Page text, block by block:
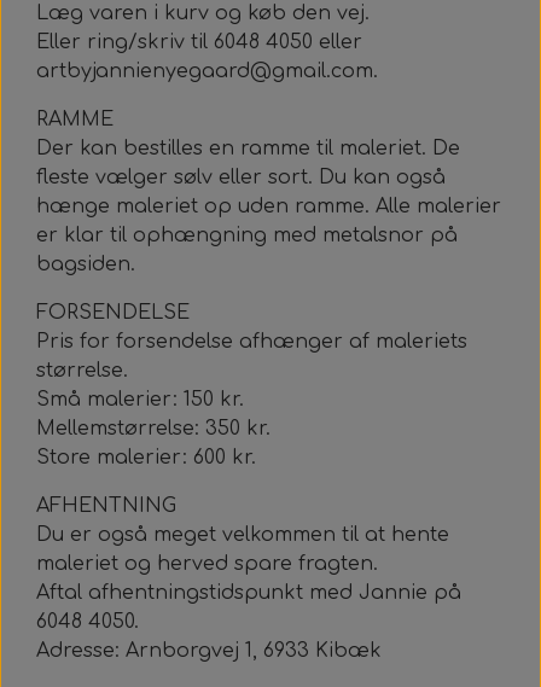
Læg varen i kurv og køb den vej.
Eller ring/skriv til 6048 4050 eller
artbyjannienyegaard@gmail.com.
RAMME
Der kan bestilles en ramme til maleriet. De
fleste vælger sølv eller sort. Du kan også
hænge maleriet op uden ramme. Alle malerier
er klar til ophængning med metalsnor på
bagsiden.
FORSENDELSE
Pris for forsendelse afhænger af maleriets
størrelse.
Små malerier: 150 kr.
Mellemstørrelse: 350 kr.
Store malerier: 600 kr.
AFHENTNING
Du er også meget velkommen til at hente
maleriet og herved spare fragten.
Aftal afhentningstidspunkt med Jannie på
6048 4050.
Adresse: Arnborgvej 1, 6933 Kibæk